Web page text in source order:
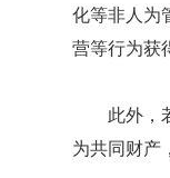
化等非人为
营等行为获
此外，
为共同财产